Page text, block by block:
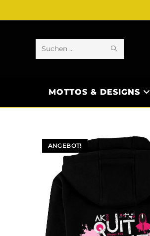
Diese
durchsuchen
MOTTOS & DESIGNS
ANGEBOT!